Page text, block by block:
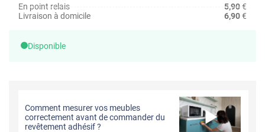
En point relais
5,90€
Livraison à domicile
6,90€
Disponible
Comment mesurer vos meubles
correctement avant de commander du
revêtement adhésif ?